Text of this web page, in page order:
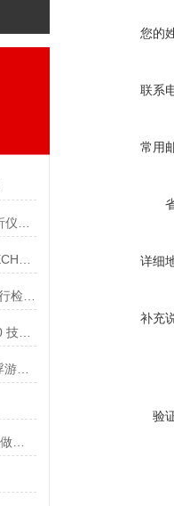
您的
联系
常用
详细
补充
验